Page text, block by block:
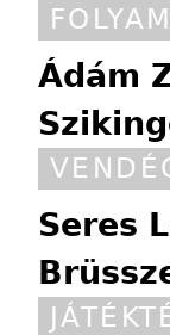
Ádám
Seres